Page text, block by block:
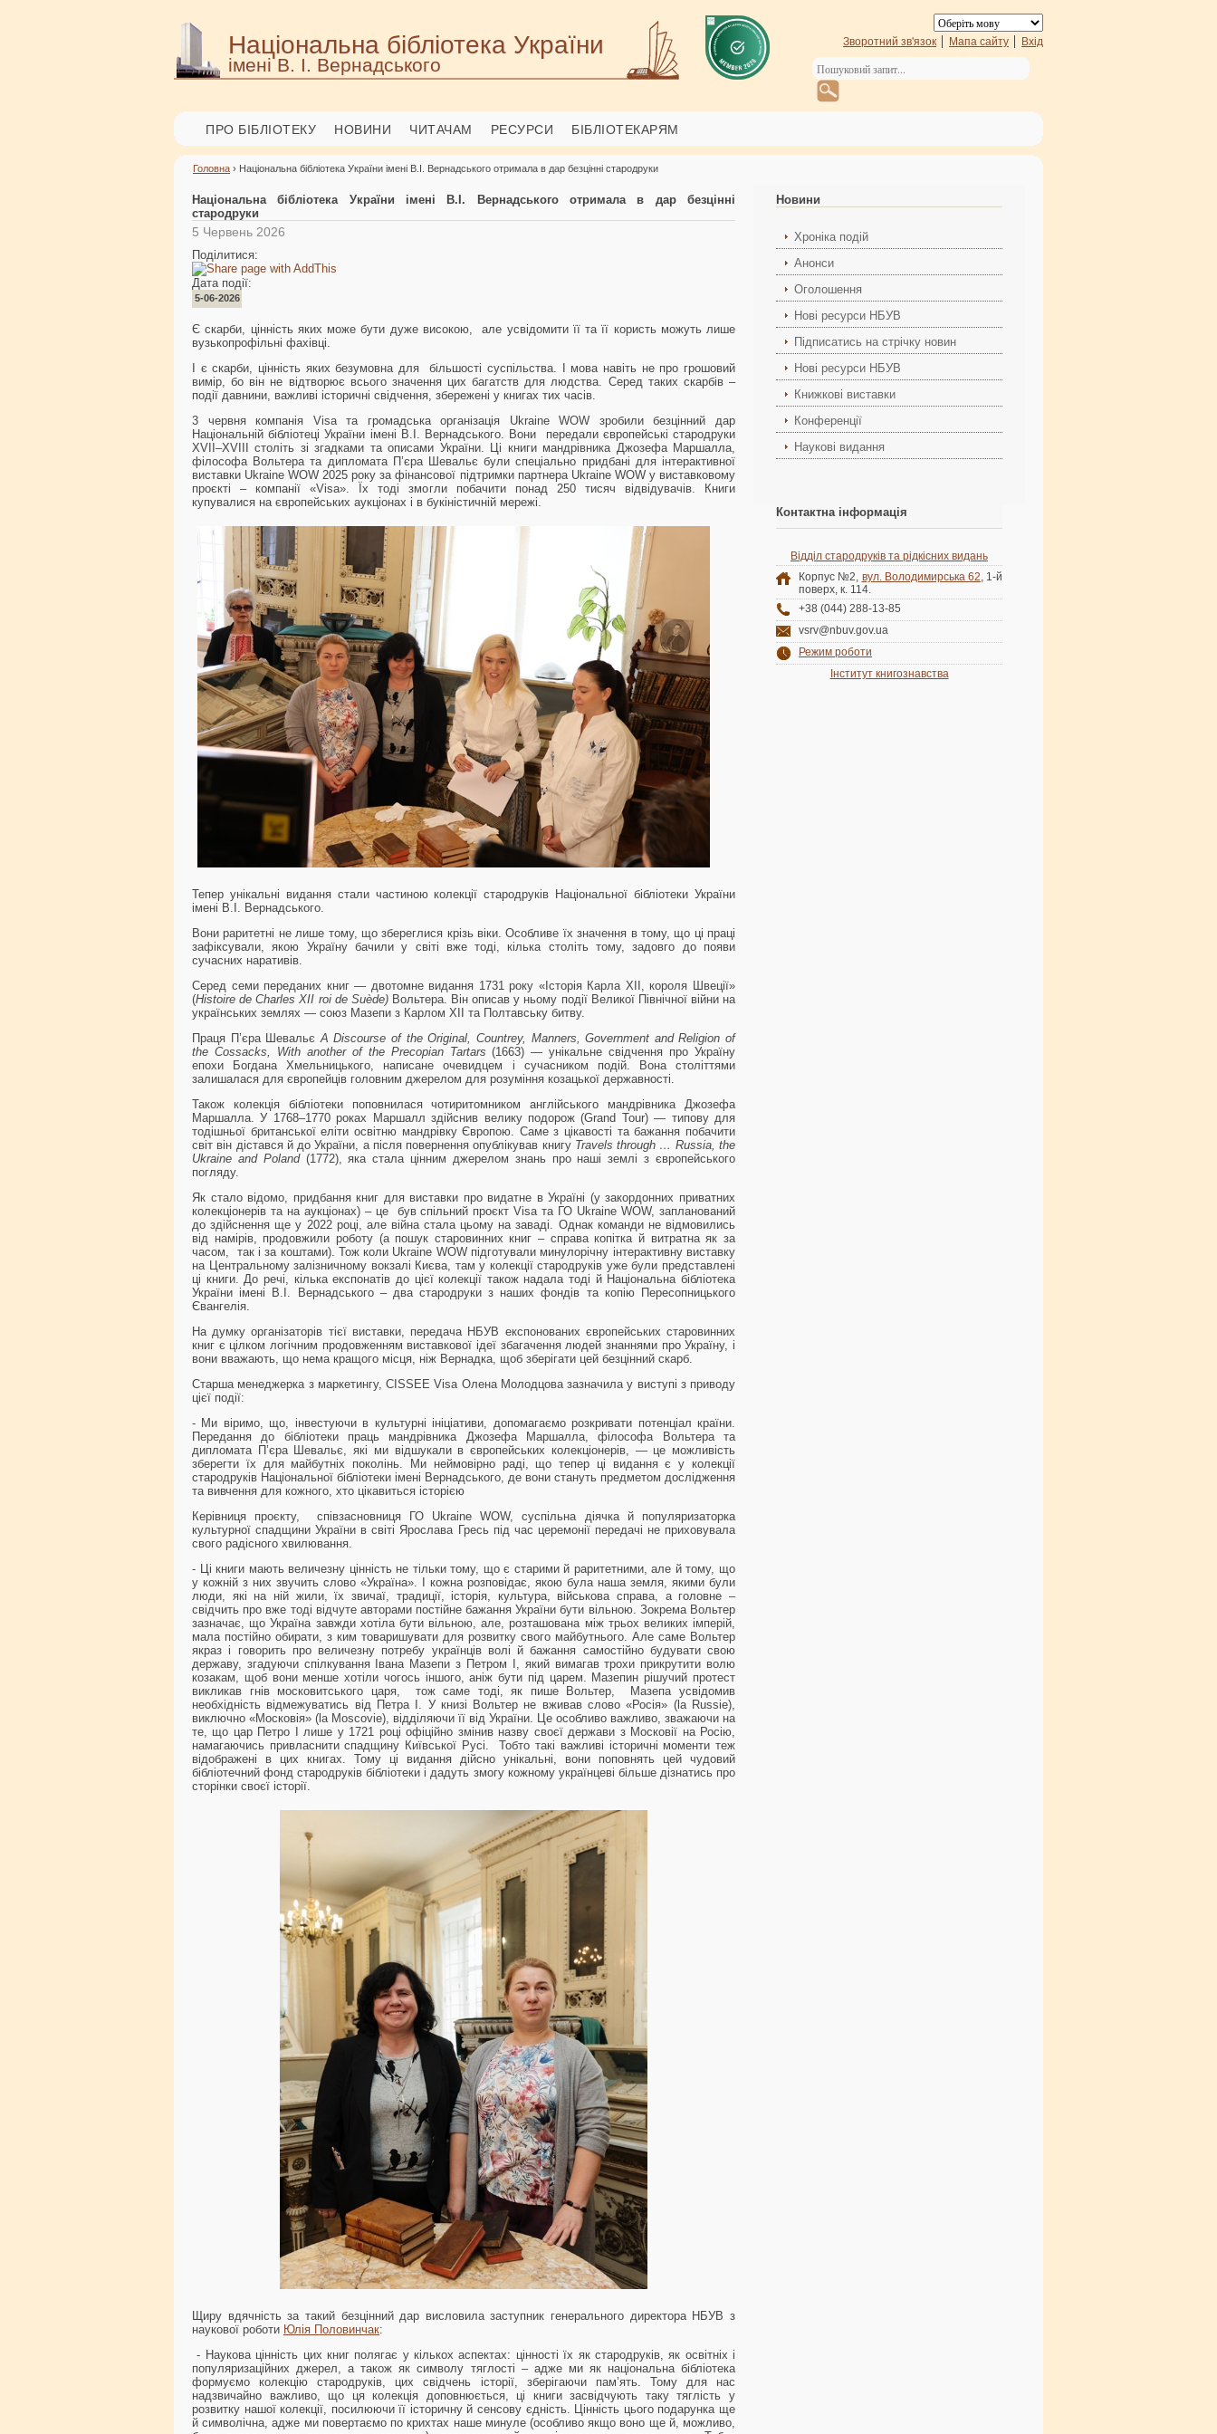
Національна бібліотека України
імені В. І. Вернадського
Зворотний зв'язок Мапа сайту Вхід
ПРО БІБЛІОТЕКУ НОВИНИ ЧИТАЧАМ РЕСУРСИ БІБЛІОТЕКАРЯМ
Головна › Національна бібліотека України імені В.І. Вернадського отримала в дар безцінні стародруки
Національна бібліотека України імені В.І. Вернадського отримала в дар безцінні
стародруки
5 Червень 2026
Поділитися:
Дата події:
5-06-2026
Є скарби, цінність яких може бути дуже високою, але усвідомити її та її користь можуть лише
вузькопрофільні фахівці.
І є скарби, цінність яких безумовна для більшості суспільства. І мова навіть не про грошовий
вимір, бо він не відтворює всього значення цих багатств для людства. Серед таких скарбів –
події давнини, важливі історичні свідчення, збережені у книгах тих часів.
3 червня компанія Visa та громадська організація Ukraine WOW зробили безцінний дар
Національній бібліотеці України імені В.І. Вернадського. Вони передали європейські стародруки
XVII–XVIII століть зі згадками та описами України. Ці книги мандрівника Джозефа Маршалла,
філософа Вольтера та дипломата П’єра Шевальє були спеціально придбані для інтерактивної
виставки Ukraine WOW 2025 року за фінансової підтримки партнера Ukraine WOW у виставковому
проєкті – компанії «Visa». Їх тоді змогли побачити понад 250 тисяч відвідувачів. Книги
купувалися на європейських аукціонах і в букіністичній мережі.
Тепер унікальні видання стали частиною колекції стародруків Національної бібліотеки України
імені В.І. Вернадського.
Вони раритетні не лише тому, що збереглися крізь віки. Особливе їх значення в тому, що ці праці
зафіксували, якою Україну бачили у світі вже тоді, кілька століть тому, задовго до появи
сучасних наративів.
Серед семи переданих книг — двотомне видання 1731 року «Історія Карла XII, короля Швеції»
(Histoire de Charles XII roi de Suède)Вольтера. Він описав у ньому події Великої Північної війни на
українських землях — союз Мазепи з Карлом XII та Полтавську битву.
Праця П’єра Шевальє A Discourse of the Original Countrey, Manners ,Government and Religion of
the Cossacks With another of the Precopian Tartars (1663) — унікальне свідчення про Україну
епохи Богдана Хмельницького, написане очевидцем і сучасником подій. Вона століттями
залишалася для європейців головним джерелом для розуміння козацької державності.
Також колекція бібліотеки поповнилася чотиритомником англійського мандрівника Джозефа
Маршалла. У 1768‒1770 роках Маршалл здійснив велику подорож (Grand Tour) — типову для
тодішньої британської еліти освітню мандрівку Європою. Саме з цікавості та бажання побачити
світ він дістався й до України, а після повернення опублікував книгу Travels through … Russia, the
Ukraine and Poland(1772), яка стала цінним джерелом знань про наші землі з європейського
погляду.
Як стало відомо, придбання книг для виставки про видатне в Україні (у закордонних приватних
колекціонерів та на аукціонах) – це був спільний проєкт Visa та ГО Ukraine WOW, запланований
до здійснення ще у 2022 році, але війна стала цьому на заваді. Однак команди не відмовились
від намірів, продовжили роботу (а пошук старовинних книг – справа копітка й витратна як за
часом, так і за коштами). Тож коли Ukraine WOW підготували минулорічну інтерактивну виставку
на Центральному залізничному вокзалі Києва, там у колекції стародруків уже були представлені
ці книги. До речі, кілька експонатів до цієї колекції також надала тоді й Національна бібліотека
України імені В.І. Вернадського – два стародруки з наших фондів та копію Пересопницького
Євангелія.
На думку організаторів тієї виставки, передача НБУВ експонованих європейських старовинних
книг є цілком логічним продовженням виставкової ідеї збагачення людей знаннями про Україну, і
вони вважають, що нема кращого місця, ніж Вернадка, щоб зберігати цей безцінний скарб.
Старша менеджерка з маркетингу, CISSEE Visa Олена Молодцова зазначила у виступі з приводу
цієї події:
- Ми віримо, що, інвестуючи в культурні ініціативи, допомагаємо розкривати потенціал країни.
Передання до бібліотеки праць мандрівника Джозефа Маршалла, філософа Вольтера та
дипломата П’єра Шевальє, які ми відшукали в європейських колекціонерів, — це можливість
зберегти їх для майбутніх поколінь. Ми неймовірно раді, що тепер ці видання є у колекції
стародруків Національної бібліотеки імені Вернадського, де вони стануть предметом дослідження
та вивчення для кожного, хто цікавиться історією
Керівниця проєкту, співзасновниця ГО Ukraine WOW, суспільна діячка й популяризаторка
культурної спадщини України в світі Ярослава Гресь під час церемонії передачі не приховувала
свого радісного хвилювання.
- Ці книги мають величезну цінність не тільки тому, що є старими й раритетними, але й тому, що
у кожній з них звучить слово «Україна». І кожна розповідає, якою була наша земля, якими були
люди, які на ній жили, їх звичаї, традиції, історія, культура, військова справа, а головне –
свідчить про вже тоді відчуте авторами постійне бажання України бути вільною. Зокрема Вольтер
зазначає, що Україна завжди хотіла бути вільною, але, розташована між трьох великих імперій,
мала постійно обирати, з ким товаришувати для розвитку свого майбутнього. Але саме Вольтер
якраз і говорить про величезну потребу українців волі й бажання самостійно будувати свою
державу, згадуючи спілкування Івана Мазепи з Петром І, який вимагав трохи прикрутити волю
козакам, щоб вони менше хотіли чогось іншого, аніж бути під царем. Мазепин рішучий протест
викликав гнів московитського царя, тож саме тоді, як пише Вольтер, Мазепа усвідомив
необхідність відмежуватись від Петра І. У книзі Вольтер не вживав слово «Росія» (la Russie),
виключно «Московія» (la Moscovie), відділяючи її від України. Це особливо важливо, зважаючи на
те, що цар Петро І лише у 1721 році офіційно змінив назву своєї держави з Московії на Росію,
намагаючись привласнити спадщину Київської Русі. Тобто такі важливі історичні моменти теж
відображені в цих книгах. Тому ці видання дійсно унікальні, вони поповнять цей чудовий
бібліотечний фонд стародруків бібліотеки і дадуть змогу кожному українцеві більше дізнатись про
сторінки своєї історії.
Щиру вдячність за такий безцінний дар висловила заступник генерального директора НБУВ з
наукової роботи Юлія Половинчак:
- Наукова цінність цих книг полягає у кількох аспектах: цінності їх як стародруків, як освітніх і
популяризаційних джерел, а також як символу тяглості – адже ми як національна бібліотека
формуємо колекцію стародруків, цих свідчень історії, зберігаючи пам’ять. Тому для нас
надзвичайно важливо, що ця колекція доповнюється, ці книги засвідчують таку тяглість у
розвитку нашої колекції, посилюючи її історичну й сенсову єдність. Цінність цього подарунка ще
й символічна, адже ми повертаємо по крихтах наше минуле (особливо якщо воно ще й, можливо,
Новини
Хроніка подій
Анонси
Оголошення
Нові ресурси НБУВ
Підписатись на стрічку новин
Нові ресурси НБУВ
Книжкові виставки
Конференції
Наукові видання
Контактна інформація
Відділ стародруків та рідкісних видань
Корпус №2, вул. Володимирська 62, 1-й
поверх, к. 114.
+38 (044) 288-13-85
vsrv@nbuv.gov.ua
Режим роботи
Інститут книгознавства